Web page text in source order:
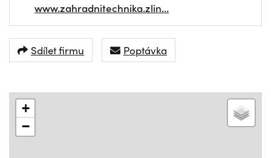
www.zahradnitechnika.zlin…
Sdílet firmu Poptávka
+
−